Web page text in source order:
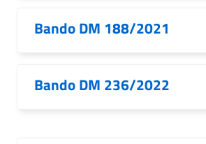
Bando DM 188/2021
Bando DM 236/2022